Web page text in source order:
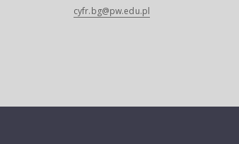
cyfr.bg@pw.edu.pl